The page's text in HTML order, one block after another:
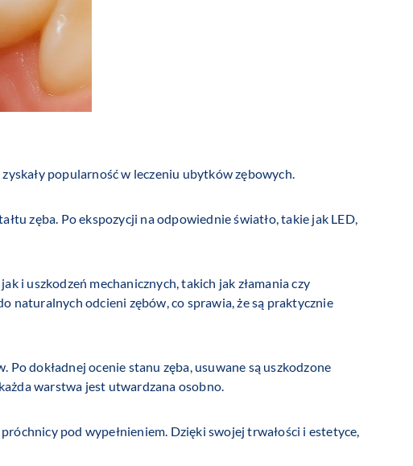
popularność w leczeniu ubytków zębowych.
zęba. Po ekspozycji na odpowiednie światło, takie jak LED,
i uszkodzeń mechanicznych, takich jak złamania czy
naturalnych odcieni zębów, co sprawia, że są praktycznie
Po dokładnej ocenie stanu zęba, usuwane są uszkodzone
warstwa jest utwardzana osobno.
pod wypełnieniem. Dzięki swojej trwałości i estetyce,